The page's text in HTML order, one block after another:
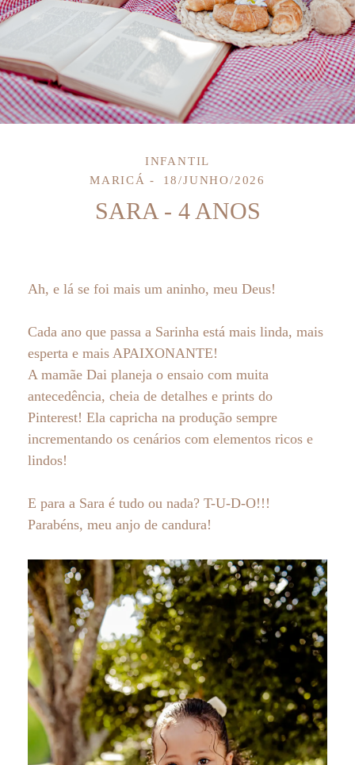
INFANTIL
MARICÁ
18/JUNHO/2026
SARA - 4 ANOS
Ah, e lá se foi mais um aninho, meu Deus!
Cada ano que passa a Sarinha está mais linda, mais
esperta e mais APAIXONANTE!
A mamãe Dai planeja o ensaio com muita
antecedência, cheia de detalhes e prints do
Pinterest! Ela capricha na produção sempre
incrementando os cenários com elementos ricos e
lindos!
E para a Sara é tudo ou nada? T-U-D-O!!!
Parabéns, meu anjo de candura!